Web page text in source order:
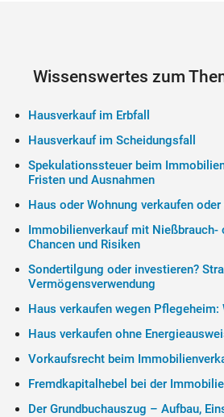
Wissenswertes zum
Hausverkauf im Erbfall
Hausverkauf im Scheidungsfall
Spekulationssteuer beim
Fristen und Ausnahmen
Haus oder Wohnung verkaufen
Immobilienverkauf mit Nießbrauch-
Chancen und Risiken
Sondertilgung oder investieren?
Vermögensverwendung
Haus verkaufen wegen
Haus verkaufen ohne
Vorkaufsrecht beim
Fremdkapitalhebel bei der
Der Grundbuchauszug – Aufbau,